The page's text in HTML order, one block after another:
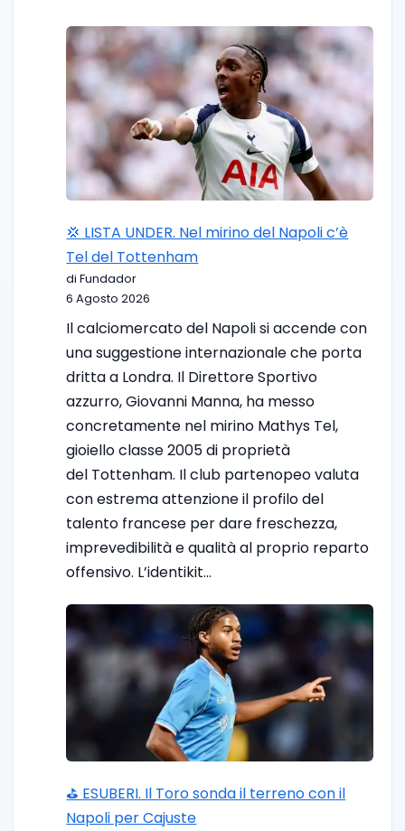
💢 LISTA UNDER. Nel mirino del Napoli c’è
Tel del Tottenham
di Fundador
6 Agosto 2026
Il calciomercato del Napoli si accende con
una suggestione internazionale che porta
dritta a Londra. Il Direttore Sportivo
azzurro, Giovanni Manna, ha messo
concretamente nel mirino Mathys Tel,
gioiello classe 2005 di proprietà
del Tottenham. Il club partenopeo valuta
con estrema attenzione il profilo del
talento francese per dare freschezza,
imprevedibilità e qualità al proprio reparto
offensivo. L’identikit…
⛳ ESUBERI. Il Toro sonda il terreno con il
Napoli per Cajuste